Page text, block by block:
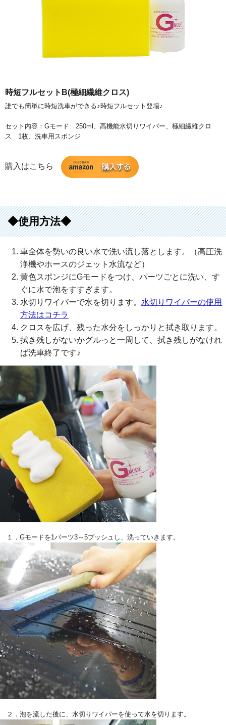
時短フルセットB(極細繊維クロス)
誰でも簡単に時短洗車ができる♪時短フルセット登場♪
セット内容：Gモード 250ml、高機能水切りワイパー、極細繊維クロ
ス 1枚、洗車用スポンジ
購入はこちら
◆使用方法◆
車全体を勢いの良い水で洗い流し落とします。（高圧洗
浄機やホースのジェット水流など）
黄色スポンジにGモードをつけ、パーツごとに洗い、す
ぐに水で泡をすすぎます。
水切りワイパーで水を切ります。 水切りワイパーの使用
方法はコチラ
クロスを広げ、残った水分をしっかりと拭き取ります。
拭き残しがないかグルっと一周して、拭き残しがなけれ
ば洗車終了です♪
１．Gモードを1パーツ3～5プッシュし、洗っていきます。
２．泡を流した後に、水切りワイパーを使って水を切ります。